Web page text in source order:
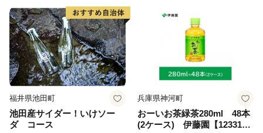
福井県池田町
池田産サイダー！いけソー
ダ コース
兵庫県神河町
おーいお茶緑茶280ml 48本
(2ケース) 伊藤園【123317